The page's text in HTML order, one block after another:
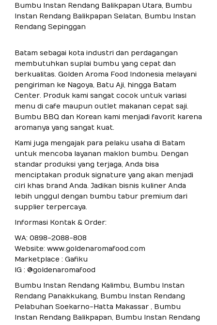
Bumbu Instan Rendang Balikpapan Utara, Bumbu
Instan Rendang Balikpapan Selatan, Bumbu Instan
Rendang Sepinggan
Batam sebagai kota industri dan perdagangan
membutuhkan suplai bumbu yang cepat dan
berkualitas. Golden Aroma Food Indonesia melayani
pengiriman ke Nagoya, Batu Aji, hingga Batam
Center. Produk kami sangat cocok untuk variasi
menu di cafe maupun outlet makanan cepat saji.
Bumbu BBQ dan Korean kami menjadi favorit karena
aromanya yang sangat kuat.
Kami juga mengajak para pelaku usaha di Batam
untuk mencoba layanan maklon bumbu. Dengan
standar produksi yang terjaga, Anda bisa
menciptakan produk signature yang akan menjadi
ciri khas brand Anda. Jadikan bisnis kuliner Anda
lebih unggul dengan bumbu tabur premium dari
supplier terpercaya.
Informasi Kontak & Order:
WA: 0898-2088-808
Website: www.goldenaromafood.com
Marketplace : Gafiku
IG : @goldenaromafood
Bumbu Instan Rendang Kalimbu, Bumbu Instan
Rendang Panakkukang, Bumbu Instan Rendang
Pelabuhan Soekarno-Hatta Makassar , Bumbu
Instan Rendang Balikpapan, Bumbu Instan Rendang